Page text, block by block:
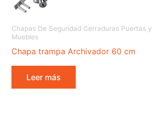
Chapas De Seguridad Cerraduras Puertas y
Muebles
Chapa trampa Archivador 60 cm
Leer más